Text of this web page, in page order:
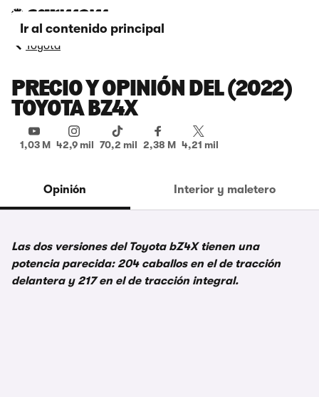
Ir al contenido principal
Toyota
PRECIO Y OPINIÓN DEL (2022)
TOYOTA BZ4X
1,03 M 42,9 mil 70,2 mil 2,38 M 4,21 mil
Opinión Interior y maletero
Las dos versiones del Toyota bZ4X tienen una
potencia parecida: 204 caballos en el de tracción
delantera y 217 en el de tracción integral.